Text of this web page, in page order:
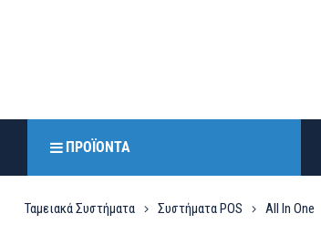
ΠΡΟΪΌΝΤΑ
Ταμειακά Συστήματα Συστήματα POS All In One